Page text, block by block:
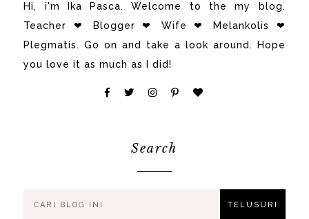
Hi, i'm Ika Pasca. Welcome to the my blog.
Teacher ❤ Blogger ❤ Wife ❤ Melankolis ❤
Plegmatis. Go on and take a look around. Hope
you love it as much as I did!
Search